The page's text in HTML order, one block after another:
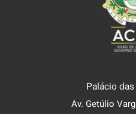
Palácio
Av. Getúlio